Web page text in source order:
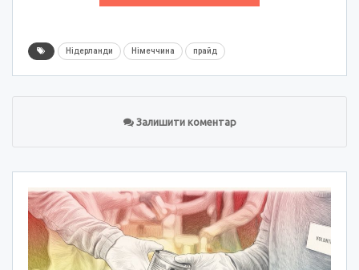
Нідерланди Німеччина прайд
Залишити коментар